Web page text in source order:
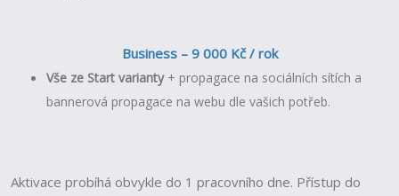
Business – 9 000 Kč / rok
Vše ze Start varianty + propagace na sociálních sítích a
bannerová propagace na webu dle vašich potřeb.
Aktivace probíhá obvykle do 1 pracovního dne. Přístup do